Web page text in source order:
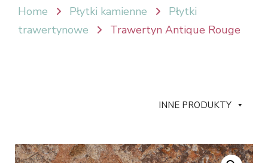
Home Płytki kamienne
Płytki
trawertynowe
Trawertyn Antique Rouge
INNE PRODUKTY